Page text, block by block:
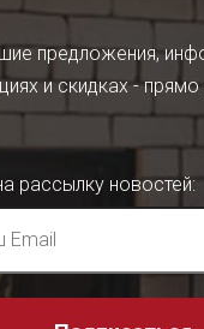
предложения,
и скидках -
рассылку новостей: